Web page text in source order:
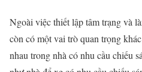
Ngoài việc thiết lập tâm trạng và
còn có một vai trò quan trọng
nhau trong nhà có nhu cầu chiếu